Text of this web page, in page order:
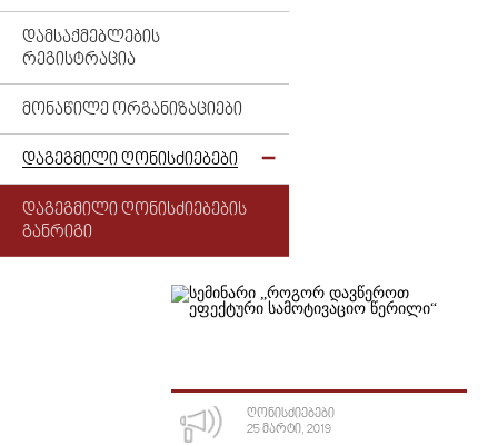
ᲓᲐᲛᲡᲐᲥᲛᲔᲑᲚᲔᲑᲘᲡ
ᲠᲔᲒᲘᲡᲢᲠᲐᲪᲘᲐ
ᲛᲝᲜᲐᲬᲘᲚᲔ ᲝᲠᲒᲐᲜᲘᲖᲐᲪᲘᲔᲑᲘ
ᲓᲐᲒᲔᲒᲛᲘᲚᲘ ᲦᲝᲜᲘᲡᲫᲘᲔᲑᲔᲑᲘ
ᲓᲐᲒᲔᲒᲛᲘᲚᲘ ᲦᲝᲜᲘᲡᲫᲘᲔᲑᲔᲑᲘᲡ
ᲒᲐᲜᲠᲘᲒᲘ
ᲦᲝᲜᲘᲡᲫᲘᲔᲑᲔᲑᲘ
25 ᲛᲐᲠᲢᲘ, 2019